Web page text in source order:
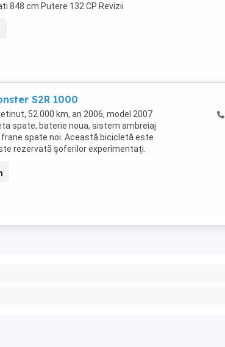
848 cm Putere 132 CP Revizii
S2R 1000
52.000 km, an 2006, model 2007
spate, baterie noua, sistem ambreiaj
frane spate noi. Această bicicletă este
rezervată șoferilor experimentați.